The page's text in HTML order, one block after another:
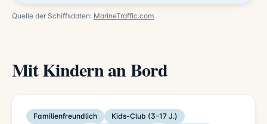
Quelle der Schiffsdaten: MarineTraffic.com
Mit Kindern an Bord
Familienfreundlich
Kids-Club (3–17 J.)